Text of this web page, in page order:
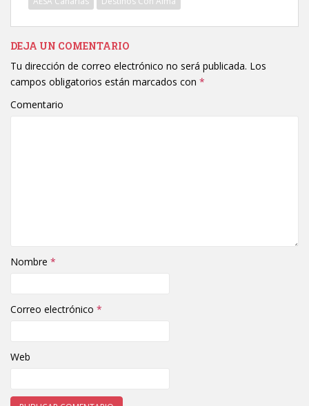
DEJA UN COMENTARIO
Tu dirección de correo electrónico no será publicada. Los
campos obligatorios están marcados con *
Comentario
Nombre *
Correo electrónico *
Web